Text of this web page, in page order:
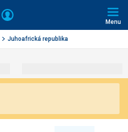
+421
Prihlásiť
Menu
Juhoafrická republika